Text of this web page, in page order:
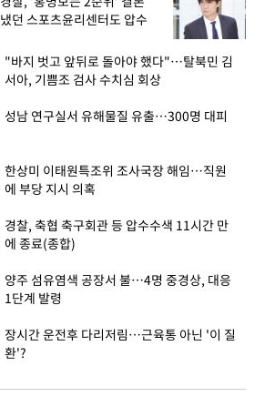
냈던 스포츠윤리센터도 압수
"바지 벗고 앞뒤로 돌아야 했다"…탈북민 김
서아, 기쁨조 검사 수치심 회상
성남 연구실서 유해물질 유출…300명 대피
한상미 이태원특조위 조사국장 해임…직원
에 부당 지시 의혹
경찰, 축협 축구회관 등 압수수색 11시간 만
에 종료(종합)
양주 섬유염색 공장서 불…4명 중경상, 대응
1단계 발령
장시간 운전후 다리저림…근육통 아닌 '이 질
환'?